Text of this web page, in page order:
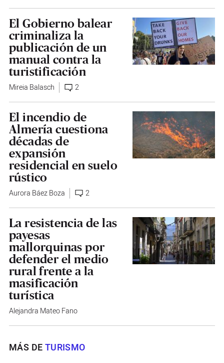
El Gobierno balear
criminaliza la
publicación de un
manual contra la
turistificación
Mireia Balasch 2
El incendio de
Almería cuestiona
décadas de
expansión
residencial en suelo
rústico
Aurora Báez Boza 2
La resistencia de las
payesas
mallorquinas por
defender el medio
rural frente a la
masificación
turística
Alejandra Mateo Fano
MÁS DETURISMO